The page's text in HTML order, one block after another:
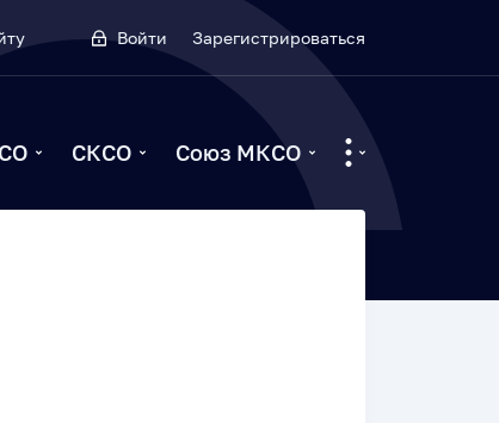
Войти Зарегистрироваться
СКСО Союз МКСО